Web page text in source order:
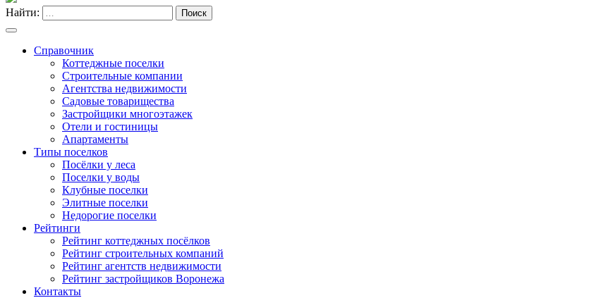
Найти: Поиск
Справочник
Коттеджные поселки
Строительные компании
Агентства недвижимости
Садовые товарищества
Застройщики многоэтажек
Отели и гостиницы
Апартаменты
Типы поселков
Посёлки у леса
Поселки у воды
Клубные поселки
Элитные поселки
Недорогие поселки
Рейтинги
Рейтинг коттеджных посёлков
Рейтинг строительных компаний
Рейтинг агентств недвижимости
Рейтинг застройщиков Воронежа
Контакты